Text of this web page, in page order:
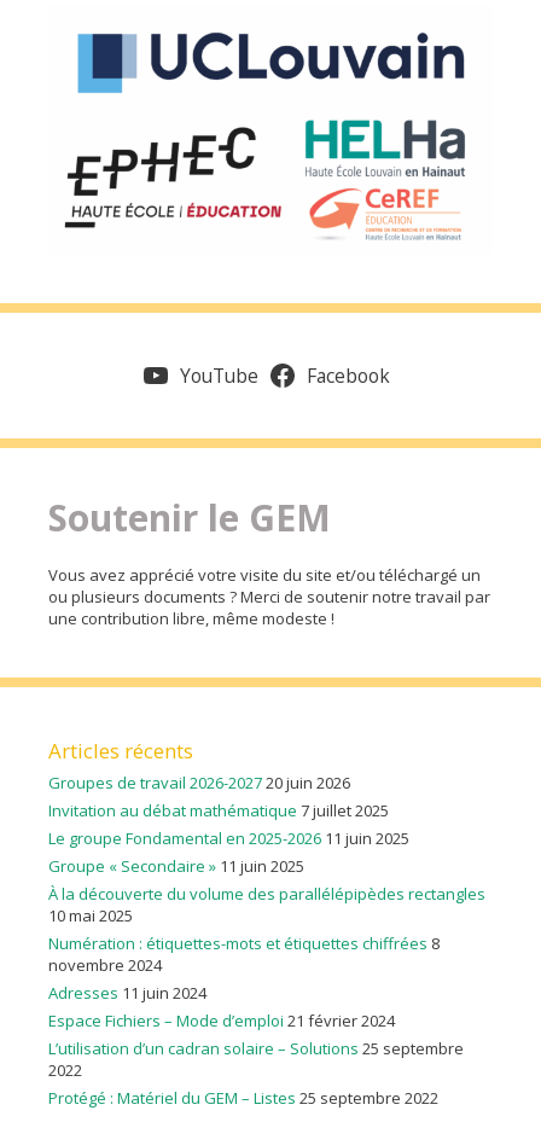
YouTube Facebook
Soutenir le GEM
Vous avez apprécié votre visite du site et/ou téléchargé un
ou plusieurs documents ? Merci de soutenir notre travail par
une contribution libre, même modeste !
Articles récents
Groupes de travail 2026-202720 juin 2026
Invitation au débat mathématique 7 juillet 2025
Le groupe Fondamental en 2025-2026 11 juin 2025
Groupe « Secondaire » 11 juin 2025
À la découverte du volume des parallélépipèdes rectangles
10 mai 2025
Numération : étiquettes-mots et étiquettes chiffrées 8
novembre 2024
Adresses 11 juin 2024
Espace Fichiers – Mode d’emploi 21 février 2024
L’utilisation d’un cadran solaire – Solutions 25 septembre
2022
Protégé : Matériel du GEM – Listes 25 septembre 2022